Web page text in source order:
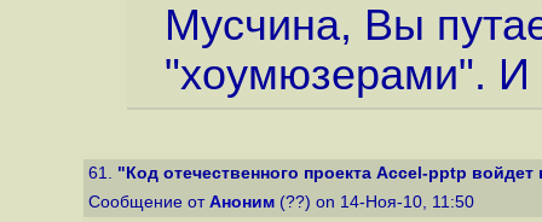
Мусчина, Вы
"хоумюзерами". И
61. "Код отечественного проекта Accel-pptp
Сообщение от Аноним (??) on 14-Ноя-10, 11:50